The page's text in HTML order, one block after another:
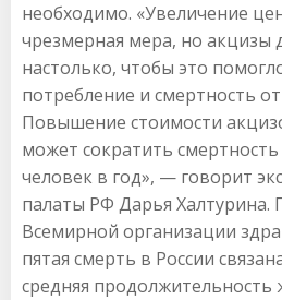
необходимо. «Увеличение
чрезмерная мера, но акцизы
настолько, чтобы это
потребление и смертность
Повышение стоимости
может сократить
человек в год», — говорит
палаты РФ Дарья Халтурина.
Всемирной организации
пятая смерть в России
средняя